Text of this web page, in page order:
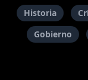
Historia
Gobierno